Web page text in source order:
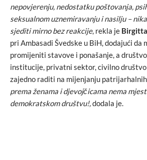
nepovjerenju, nedostatku poštovanja,
seksualnom uznemiravanju i nasilju –
sjediti mirno bez reakcije, rekla je
pri Ambasadi Švedske u BiH, dodajući da
promijeniti stavove i ponašanje, a
institucije, privatni sektor, civilno
zajedno raditi na mijenjanju
prema ženama i djevojčicama nema
demokratskom društvu!,dodala je.